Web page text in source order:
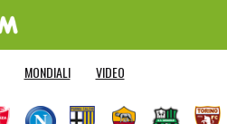
MONDIALI VIDEO